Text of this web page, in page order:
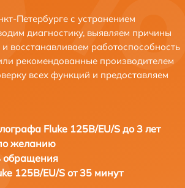
Петербурге с устранением
диагностику, выявляем причины
восстанавливаем работоспособность
рекомендованные производителем
всех функций и предоставляем
Fluke 125B/EU/S до 3 лет
желанию
обращения
125B/EU/S от 35 минут